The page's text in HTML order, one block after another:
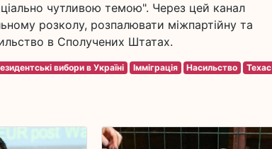
чутливою темою". Через цей канал
розколу, розпалювати міжпартійну та
в Сполучених Штатах.
вибори в Україні Імміграція Насильство
Техас